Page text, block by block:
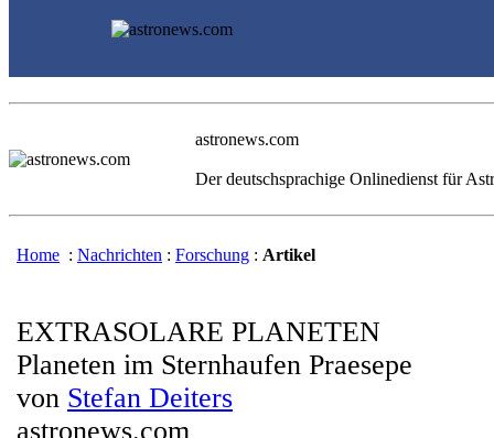
astronews.com
Der deutschsprachige Onlinedienst für
Home : Nachrichten : Forschung : Artikel
EXTRASOLARE PLANETEN
Planeten im Sternhaufen Praesepe
von Stefan Deiters
astronews.com